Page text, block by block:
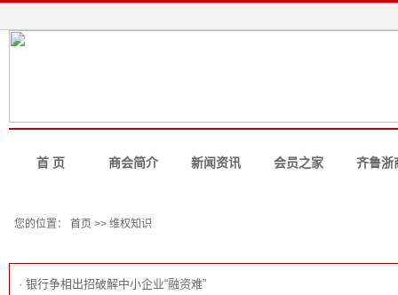
首 页 商会简介 新闻资讯 会员之家 齐鲁浙
您的位置： 首页 >> 维权知识
· 银行争相出招破解中小企业“融资难”